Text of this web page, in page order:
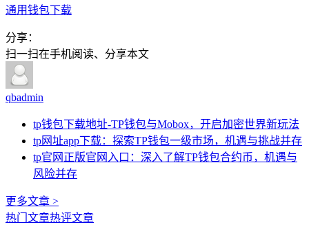
通用钱包下载
分享：
扫一扫在手机阅读、分享本文
qbadmin
tp钱包下载地址-TP钱包与Mobox，开启加密世界新玩法
tp网址app下载：探索TP钱包一级市场，机遇与挑战并存
tp官网正版官网入口：深入了解TP钱包合约币，机遇与
风险并存
更多文章 >
热门文章热评文章